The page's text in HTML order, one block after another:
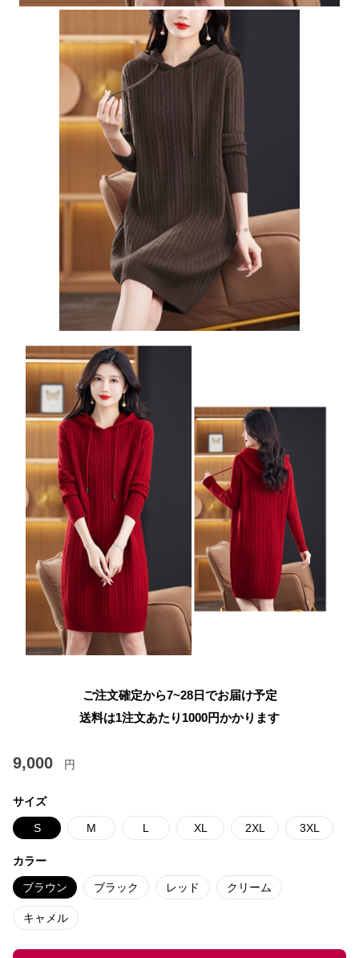
ご注文確定から7~28日でお届け予定
送料は1注文あたり 1000円かかります
9,000 円
サイズ
S M L XL 2XL 3XL
カラー
ブラウン ブラック レッド クリーム
キャメル